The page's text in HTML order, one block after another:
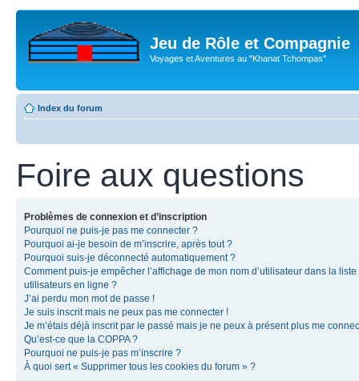
Jeu de Rôle et Compagnie
Voyages et Aventures au "Khanat Tchompas"
Index du forum
Foire aux questions
Problèmes de connexion et d’inscription
Pourquoi ne puis-je pas me connecter ?
Pourquoi ai-je besoin de m’inscrire, après tout ?
Pourquoi suis-je déconnecté automatiquement ?
Comment puis-je empêcher l’affichage de mon nom d’utilisateur dans la liste
utilisateurs en ligne ?
J’ai perdu mon mot de passe !
Je suis inscrit mais ne peux pas me connecter !
Je m’étais déjà inscrit par le passé mais je ne peux à présent plus me
Qu’est-ce que la COPPA ?
Pourquoi ne puis-je pas m’inscrire ?
À quoi sert « Supprimer tous les cookies du forum » ?